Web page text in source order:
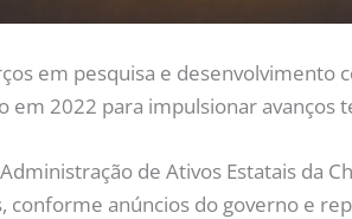
em pesquisa e desenvolvimento
2022 para impulsionar avanços
de Ativos Estatais da
anúncios do governo e